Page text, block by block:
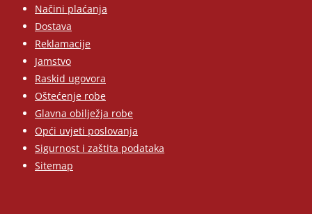
Načini plaćanja
Dostava
Reklamacije
Jamstvo
Raskid ugovora
Oštećenje robe
Glavna obilježja robe
Opći uvjeti poslovanja
Sigurnost i zaštita podataka
Sitemap